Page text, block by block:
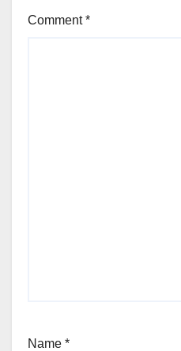
Comment*
Name *